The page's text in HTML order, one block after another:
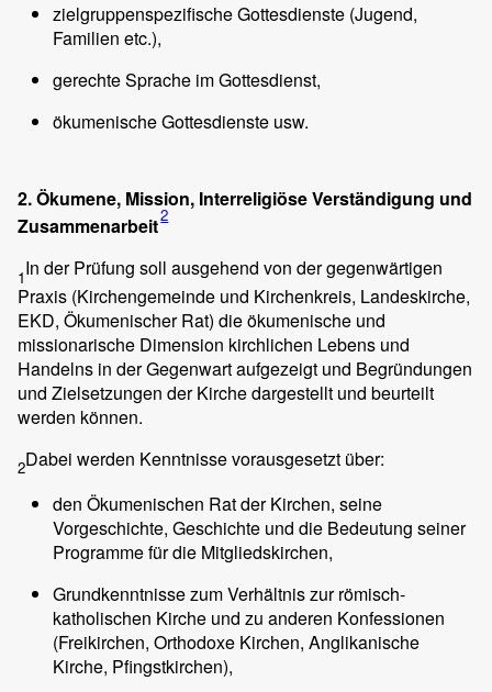
zielgruppenspezifische Gottesdienste (Jugend,
Familien etc.),
gerechte Sprache im Gottesdienst,
ökumenische Gottesdienste usw.
2. Ökumene, Mission, Interreligiöse Verständigung und
Zusammenarbeit2
1In der Prüfung soll ausgehend von der gegenwärtigen
Praxis (Kirchengemeinde und Kirchenkreis, Landeskirche,
EKD, Ökumenischer Rat) die ökumenische und
missionarische Dimension kirchlichen Lebens und
Handelns in der Gegenwart aufgezeigt und Begründungen
und Zielsetzungen der Kirche dargestellt und beurteilt
werden können.
2Dabei werden Kenntnisse vorausgesetzt über:
den Ökumenischen Rat der Kirchen, seine
Vorgeschichte, Geschichte und die Bedeutung seiner
Programme für die Mitgliedskirchen,
Grundkenntnisse zum Verhältnis zur römisch-
katholischen Kirche und zu anderen Konfessionen
(Freikirchen, Orthodoxe Kirchen, Anglikanische
Kirche, Pfingstkirchen),